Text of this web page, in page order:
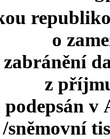
o
zabránění
z
v
/sněmovní